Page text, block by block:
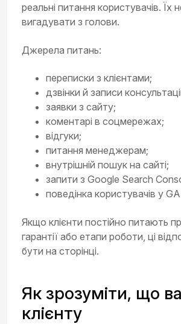
реальні питання користувачів. Їх
вигадувати з голови.
Джерела питань:
переписки з клієнтами;
дзвінки й записи
заявки з сайту;
коментарі в соцмережах;
відгуки;
питання менеджерам;
внутрішній пошук на сайті;
запити з Google Search
поведінка користувачів у
Якщо клієнти постійно питають
гарантії або етапи роботи, ці
бути на сторінці.
Як зрозуміти, що
клієнту